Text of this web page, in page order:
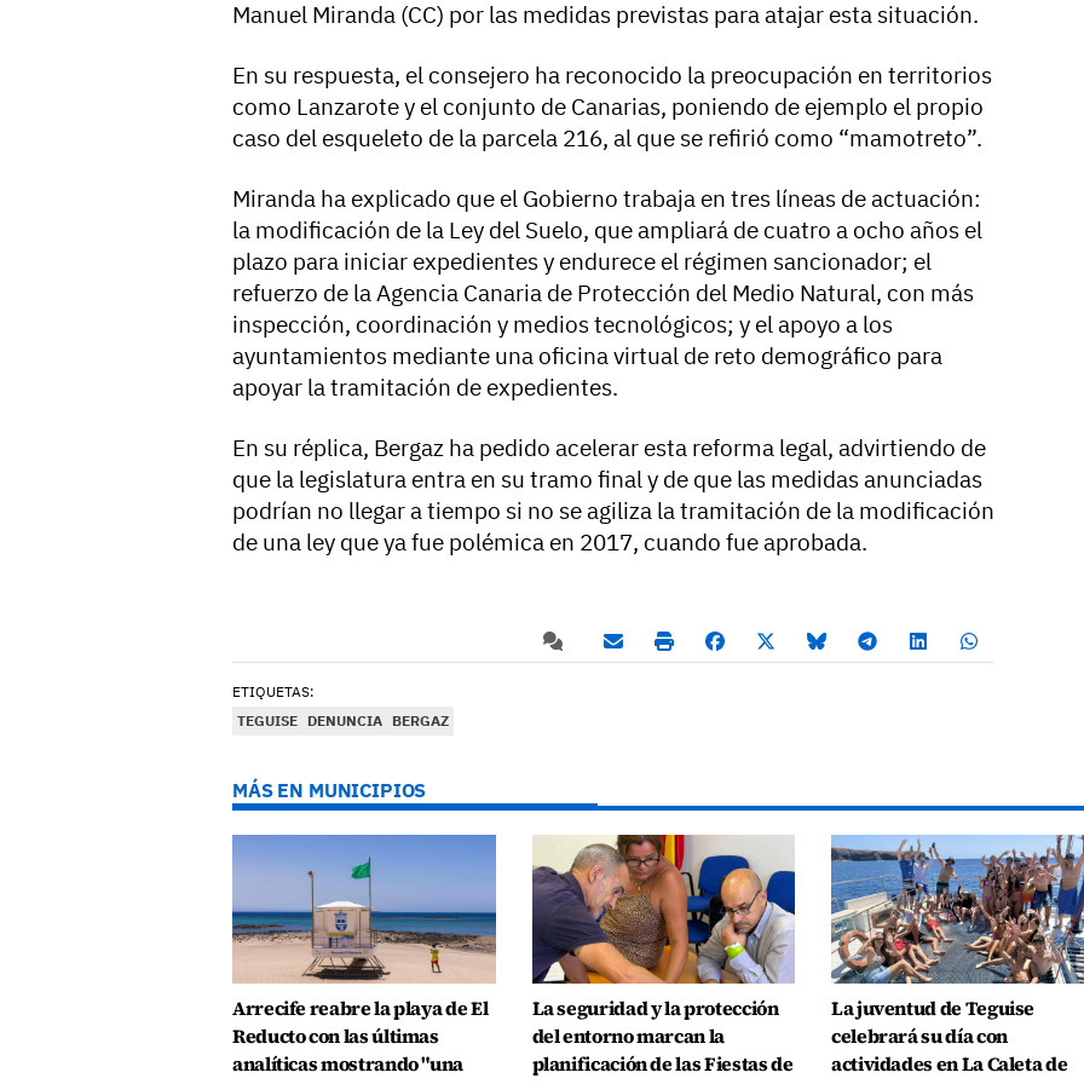
Manuel Miranda (CC) por las medidas previstas para atajar esta situación.
En su respuesta, el consejero ha reconocido la preocupación en territorios
como Lanzarote y el conjunto de Canarias, poniendo de ejemplo el propio
caso del esqueleto de la parcela 216, al que se refirió como “mamotreto”.
Miranda ha explicado que el Gobierno trabaja en tres líneas de actuación:
la modificación de la Ley del Suelo, que ampliará de cuatro a ocho años el
plazo para iniciar expedientes y endurece el régimen sancionador; el
refuerzo de la Agencia Canaria de Protección del Medio Natural, con más
inspección, coordinación y medios tecnológicos; y el apoyo a los
ayuntamientos mediante una oficina virtual de reto demográfico para
apoyar la tramitación de expedientes.
En su réplica, Bergaz ha pedido acelerar esta reforma legal, advirtiendo de
que la legislatura entra en su tramo final y de que las medidas anunciadas
podrían no llegar a tiempo si no se agiliza la tramitación de la modificación
de una ley que ya fue polémica en 2017, cuando fue aprobada.
ETIQUETAS:
TEGUISE DENUNCIA BERGAZ
MÁS EN MUNICIPIOS
Arrecife reabre la playa de El
Reducto con las últimas
analíticas mostrando "una
La seguridad y la protección
del entorno marcan la
planificación de las Fiestas de
La juventud de Teguise
celebrará su día con
actividades en La Caleta de